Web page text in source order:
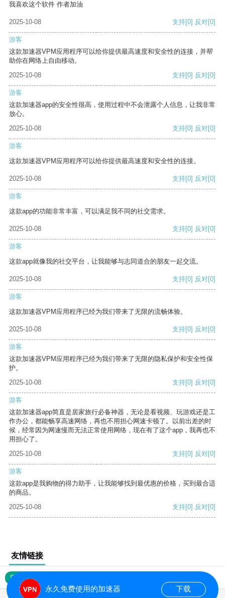
我喜欢这个软件 作者加油
2025-10-08 支持[0] 反对[0]
游客
这款加速器VPM应用程序可以给你提供最高速度和安全性的连接，并帮
助你在网络上自由移动。
2025-10-08
支持[0] 反对[0]
游客
这款加速器app的安全性很高，使用过程中不会泄露个人信息，让我非常
放心。
2025-10-08
支持[0] 反对[0]
游客
这款加速器VPM应用程序可以给你提供最高速度和安全性的连接。
2025-10-08 支持[0] 反对[0]
游客
这款app的功能非常丰富，可以满足我不同的社交需求。
2025-10-08 支持[0] 反对[0]
游客
这款app就像我的社交平台，让我能够与志同道合的朋友一起交流。
2025-10-08 支持[0] 反对[0]
游客
这款加速器VPM应用程序已经为我们带来了无限的流畅体验。
2025-10-08 支持[0] 反对[0]
游客
这款加速器VPM应用程序已经为我们带来了无限的隐私保护和安全性保
护。
2025-10-08
支持[0] 反对[0]
游客
这款加速器app简直是居家旅行必备神器，无论是看视频、玩游戏还是工
作办公，都能畅享高速网络，再也不用担心网速卡顿了。以前出差的时
候，经常因为网速慢而无法正常使用网络，现在有了这个app，我再也不
用担心了。
2025-10-08
支持[0] 反对[0]
游客
这款app是我购物的得力助手，让我能够找到最优惠的价格，买到最合适
的商品。
2025-10-08
支持[0] 反对[0]
友情链接
网站地图
永久免费使用的加速器 下载